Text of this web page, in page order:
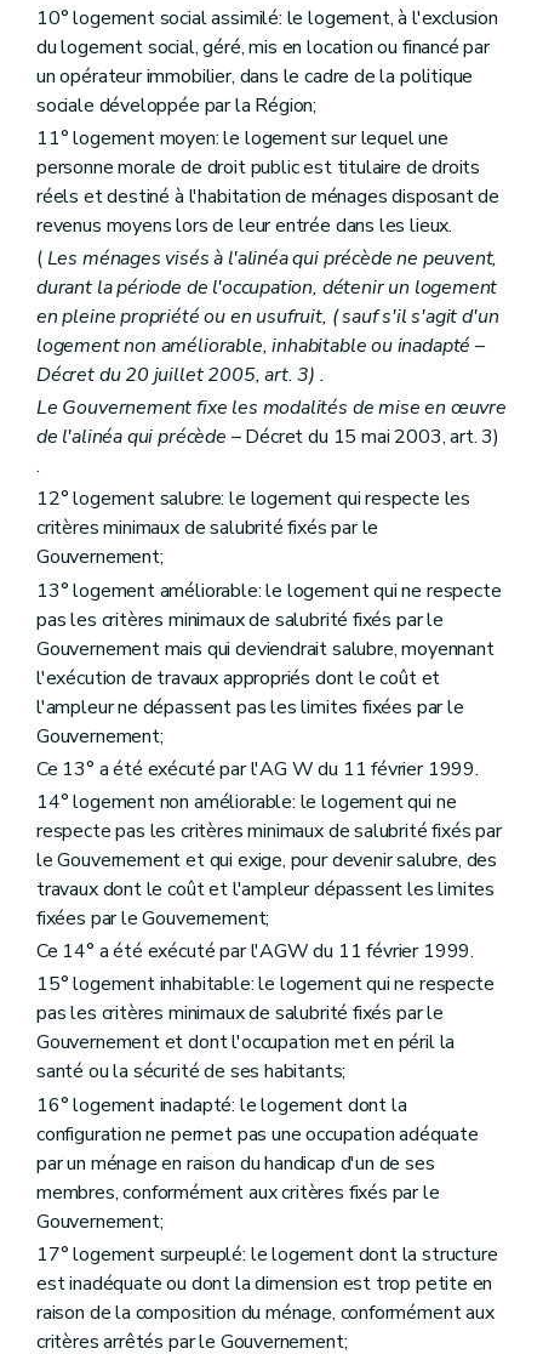
Art. 69
Art. 70
Art. 71
Sous-section 2 Des conditions d'octroi et du calcul des aides
Art. 72
Art. 73
Art. 74
Art. 75
Sous-section 3 De la procédure
Art. 76
Art. 77
Art. 78
Chapitre IVbis
Des aides au partenariat
Art. 78bis
Chapitre V Dispositions spécifiques relatives aux zones d'initiative privilégiée
Art. 79
Chapitre VI De la lutte contre l'inoccupation des logements
Section première De la phase amiable
Art. 80
Art. 81
Section 2 De la procédure judiciaire
Art. 83
Art. 84
Section 3
Art. 85
Art. 85bis
"De l'audit des acteurs locaux de la politique du logement" (décret du 9 février 2012)
Art. 200/1
Titre IV Dispositions administratives et pénales
Art. 200bis
Art. 200ter
Art. 201
Art. 202
Art. 202 bis
Titre V Dispositions finales
Art. 203
Art. 204
Art. 205
Art. 205bis
Art. 206
Art. 207
Titre VI "Disposition interprétative" (décret du 30 avril 2009)
Art. 208
Des acteurs de la politique régionale du logement
Chapitre premier De la Société wallonne du logement
Section première Généralités
Art. 86
Section 2
Des missions
Art. 87
Art. 88
Section 3 Des moyens d'action
Art. 89
Art. 90
Art. 91
Art. 92
Art. 93
Section 4
De l'accès au logement
10° logement social assimilé: le logement, à l'exclusion
du logement social, géré, mis en location ou financé par
un opérateur immobilier, dans le cadre de la politique
sociale développée par la Région;
11° logement moyen: le logement sur lequel une
personne morale de droit public est titulaire de droits
réels et destiné à l'habitation de ménages disposant de
revenus moyens lors de leur entrée dans les lieux.
(Les ménages visés à l'alinéa qui précède ne peuvent,
durant la période de l'occupation, détenir un logement
en pleine propriété ou en usufruit, (sauf s'il s'agit d'un
logement non améliorable, inhabitable ou inadapté –
Décret du 20 juillet 2005, art. 3) .
Le Gouvernement fixe les modalités de mise en œuvre
de l'alinéa qui précède – Décret du 15 mai 2003, art. 3)
.
12° logement salubre: le logement qui respecte les
critères minimaux de salubrité fixés par le
Gouvernement;
13° logement améliorable: le logement qui ne respecte
pas les critères minimaux de salubrité fixés par le
Gouvernement mais qui deviendrait salubre, moyennant
l'exécution de travaux appropriés dont le coût et
l'ampleur ne dépassent pas les limites fixées par le
Gouvernement;
Ce 13° a été exécuté par l'AG W du 11 février 1999.
14° logement non améliorable: le logement qui ne
respecte pas les critères minimaux de salubrité fixés par
le Gouvernement et qui exige, pour devenir salubre, des
travaux dont le coût et l'ampleur dépassent les limites
fixées par le Gouvernement;
Ce 14° a été exécuté par l'AGW du 11 février 1999.
15° logement inhabitable: le logement qui ne respecte
pas les critères minimaux de salubrité fixés par le
Gouvernement et dont l'occupation met en péril la
santé ou la sécurité de ses habitants;
16° logement inadapté: le logement dont la
configuration ne permet pas une occupation adéquate
par un ménage en raison du handicap d'un de ses
membres, conformément aux critères fixés par le
Gouvernement;
17° logement surpeuplé: le logement dont la structure
est inadéquate ou dont la dimension est trop petite en
raison de la composition du ménage, conformément aux
critères arrêtés par le Gouvernement;